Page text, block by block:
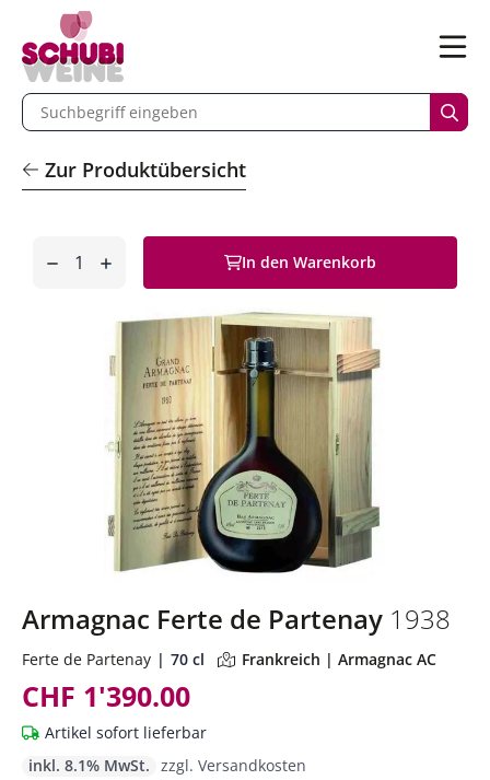
Menü
eingeben
Zur Produktübersicht
In den Warenkorb
Armagnac Ferte de Partenay 1938
Ferte de Partenay 70 cl Frankreich | Armagnac AC
CHF 1'390.00
Artikel sofort lieferbar
inkl. 8.1% MwSt. zzgl. Versandkosten